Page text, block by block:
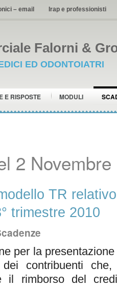
– email Irap e professionisti
Falorni &
ED ODONTOIATRI
E RISPOSTE MODULI
2 Novembre
TR
trimestre 2010
per la
contribuenti che,
il rimborso del